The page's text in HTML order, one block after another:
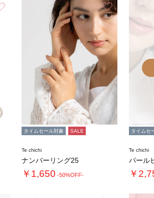
お気に入り
タイムセール対象 SALE
Te chichi
ナンバーリング25
￥1,650 -50%OFF-
タイムセ
Te chichi
パール
￥